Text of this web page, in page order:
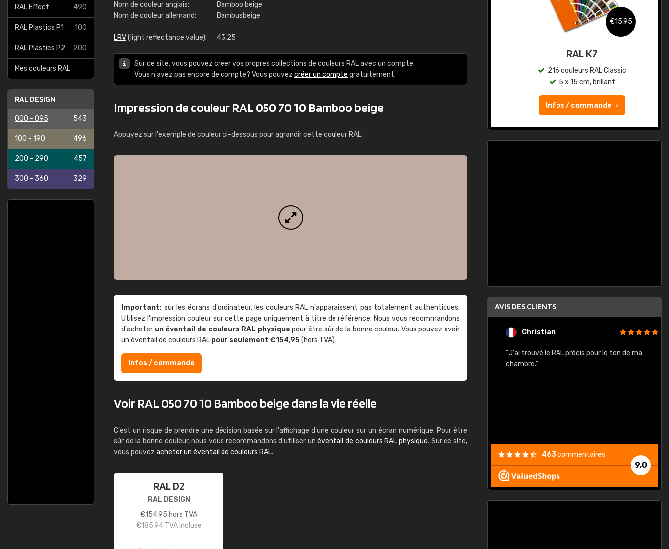
RAL Effect 490
RAL Plastics P1 100
RAL Plastics P2 200
Mes couleurs RAL
RAL DESIGN
000 - 095 543
100 - 190 496
200 - 290 457
300 - 360 329
Nom de couleur anglais:
Bamboo beige
Nom de couleur allemand:
Bambusbeige
LRV(light reflectance value): 43,25
Sur ce site, vous pouvez créer vos propres collections de couleurs RAL avec un compte.
Vous n'avez pas encore de compte? Vous pouvez créer un compte gratuitement.
Impression de couleur RAL 050 70 10 Bamboo beige
Appuyez sur l'exemple de couleur ci-dessous pour agrandir cette couleur RAL:
Important: sur les écrans d'ordinateur, les couleurs RAL n'apparaissent pas totalement authentiques.
Utilisez l'impression couleur sur cette page uniquement à titre de référence. Nous vous recommandons
d'acheter un éventail de couleurs RAL physique pour être sûr de la bonne couleur. Vous pouvez avoir
un éventail de couleurs RAL pour seulement €154,95(hors TVA).
Infos / commande
Voir RAL 050 70 10 Bamboo beige dans la vie réelle
C'est un risque de prendre une décision basée sur l'affichage d'une couleur sur un écran numérique. Pour être
sûr de la bonne couleur, nous vous recommandons d'utiliser unéventail de couleurs RAL physique. Sur ce site,
vous pouvez acheter un éventail de couleurs RAL.
RAL D2
RAL DESIGN
€154,95 hors TVA
€185,94TVA incluse
RAL K7 à base d'eau
216 couleurs RAL Classic
Infos / commande
€15,95
RAL K7
216 couleurs RAL Classic
5 x 15 cm, brillant
Infos / commande
AVIS DES CLIENTS
Guillaume Euvrard Christian
"J'ai trouvé le RAL précis pour le ton de ma
chambre."
9,0
463commentaires